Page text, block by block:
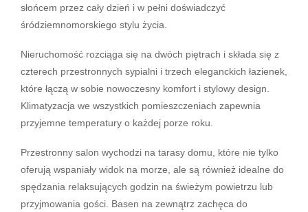
słońcem przez cały dzień i w pełni doświadczyć
śródziemnomorskiego stylu życia.
Nieruchomość rozciąga się na dwóch piętrach i składa się z
czterech przestronnych sypialni i trzech eleganckich łazienek,
które łączą w sobie nowoczesny komfort i stylowy design.
Klimatyzacja we wszystkich pomieszczeniach zapewnia
przyjemne temperatury o każdej porze roku.
Przestronny salon wychodzi na tarasy domu, które nie tylko
oferują wspaniały widok na morze, ale są również idealne do
spędzania relaksujących godzin na świeżym powietrzu lub
przyjmowania gości. Basen na zewnątrz zachęca do